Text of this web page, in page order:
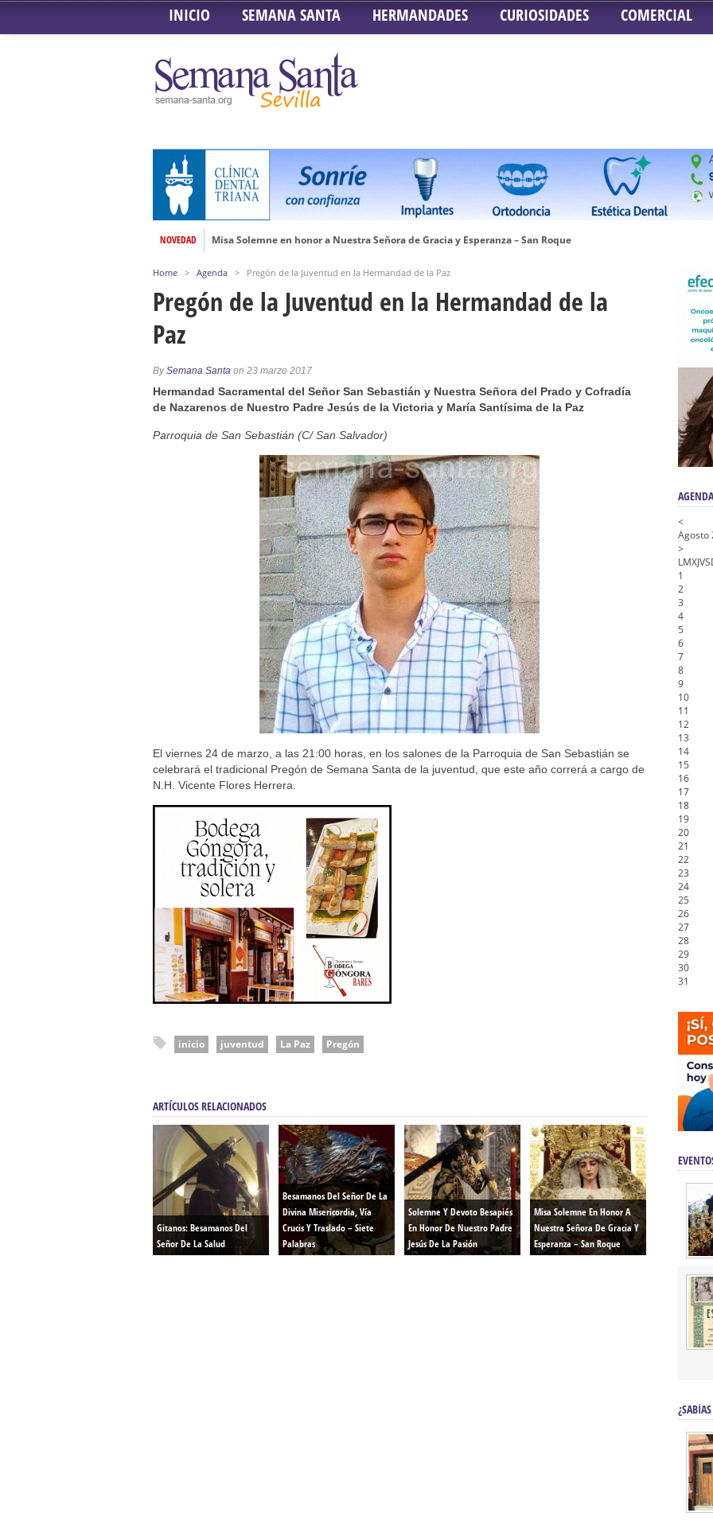
INICIO SEMANA SANTA HERMANDADES CURIOSIDADES COMERCIAL
NOVEDAD
Misa Solemne en honor a Nuestra Señora de Gracia y Esperanza – San Roque
Función de la Anunciación del Señor ante el paso de Nuestra Señora de la Encarnación Coronada –
Besamanos al Señor del Gran Poder de Sevilla
Gitanos: Besamanos del Señor de la Salud
Besamanos del Señor de la Divina Misericordia, Vía Crucis y Traslado – Siete Palabras
Solemne y devoto Besapiés en honor de Nuestro Padre Jesús de la Pasión
Home > Agenda > Pregón de la Juventud en la Hermandad de la Paz
Pregón de la Juventud en la Hermandad de la
Paz
BySemana Santa on 23 marzo 2017
Hermandad Sacramental del Señor San Sebastián y Nuestra Señora del Prado y Cofradía
de Nazarenos de Nuestro Padre Jesús de la Victoria y María Santísima de la Paz
Parroquia de San Sebastián (C/ San Salvador)
El viernes 24 de marzo, a las 21:00 horas, en los salones de la Parroquia de San Sebastián se
celebrará el tradicional Pregón de Semana Santa de la juventud, que este año correrá a cargo de
N.H. Vicente Flores Herrera.
inicio juventud La Paz Pregón
ARTÍCULOS RELACIONADOS
Gitanos: Besamanos Del
Señor De La Salud
Besamanos Del Señor De La
Divina Misericordia, Vía
Crucis Y Traslado – Siete
Palabras
Solemne Y Devoto Besapiés
En Honor De Nuestro Padre
Jesús De La Pasión
Misa Solemne En Honor A
Nuestra Señora De Gracia Y
Esperanza – San Roque
<
Agosto
>
LMXJVS
1
2
3
4
5
6
7
8
9
10
11
12
13
14
15
16
17
18
19
20
21
22
23
24
25
26
27
28
29
30
31